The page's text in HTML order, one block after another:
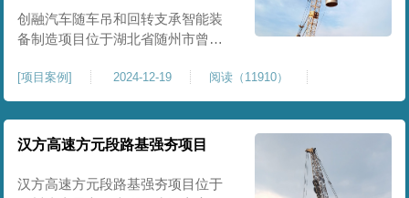
临近建筑物的场地界限开挖减震沟
创融汽车随车吊和回转支承智能装
备制造项目位于湖北省随州市曾都
套设置，本次对主要对项目生产车
间区域进行强夯施工，面积约为
20000平方米，要求经强夯后地基承
载力不低于140Kpa。康尚强夯公司
场，设备型号为ZRYG3500C，施工
[项目案例] 2024-12-19 阅读（11910）
汉方高速方元段路基强夯项目
汉方高速方元段路基强夯项目位于